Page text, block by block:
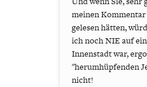
meinen
gelesen hätten,
ich noch NIE auf
Innenstadt war,
"herumhüpfenden
nicht!